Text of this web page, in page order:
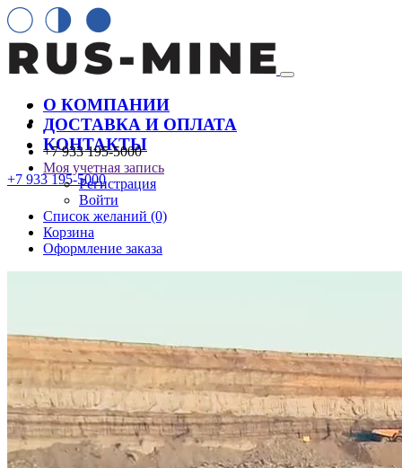
О КОМПАНИИ
ДОСТАВКА И ОПЛАТА
КОНТАКТЫ
+7 933 195-5000
+7 933 195-5000
Моя учетная запись
Регистрация
Войти
Список желаний (0)
Корзина
Оформление заказа